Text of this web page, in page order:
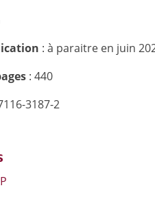
: à paraitre en juin
: 440
3187-2